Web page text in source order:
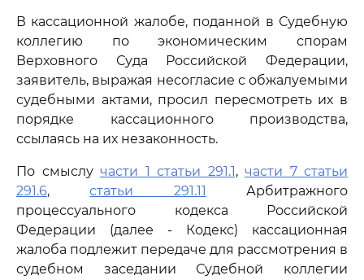
В кассационной жалобе, поданной в Судебную
коллегию по экономическим спорам
Верховного Суда Российской Федерации,
заявитель, выражая несогласие с обжалуемыми
судебными актами, просил пересмотреть их в
порядке кассационного производства,
ссылаясь на их незаконность.
По смыслу части 1 статьи 291.1, части 7 статьи
291.6,статьи 291.11 Арбитражного
процессуального кодекса Российской
Федерации (далее - Кодекс) кассационная
жалоба подлежит передаче для рассмотрения в
судебном заседании Судебной коллегии